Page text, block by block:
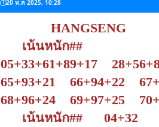
20 พ.ค 2025, 10:28
HANGSENG
เน้นหนัก##
05+33+61+89+17
65+93+21 66+94+22
68+96+24 69+97+25
เน้นหนัก## 04+32